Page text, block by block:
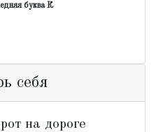
буква К
себя
на дороге